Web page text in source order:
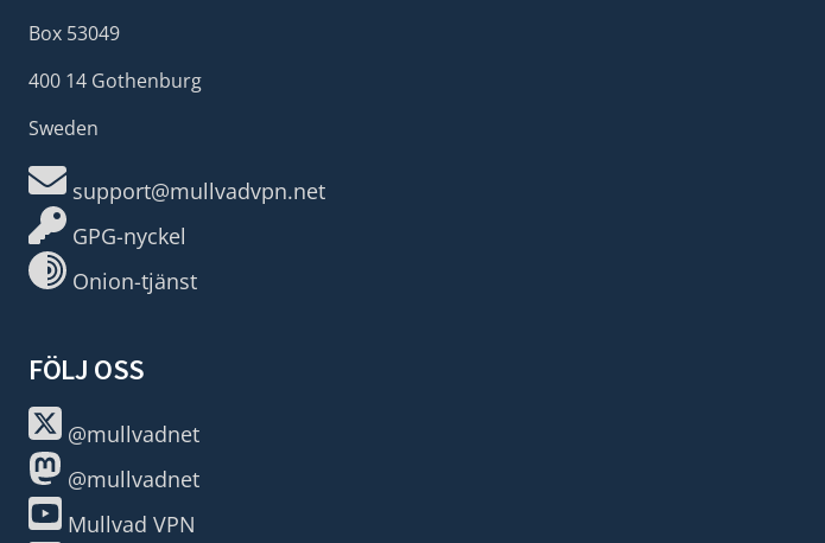
Box 53049
400 14 Gothenburg
Sweden
support@mullvadvpn.net
GPG-nyckel
Onion-tjänst
FÖLJ OSS
@mullvadnet
@mullvadnet
Mullvad VPN